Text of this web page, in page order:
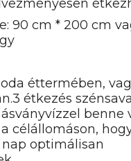
90 cm * 200 cm
éttermében,
étkezés
benne
célállomáson,
optimálisan